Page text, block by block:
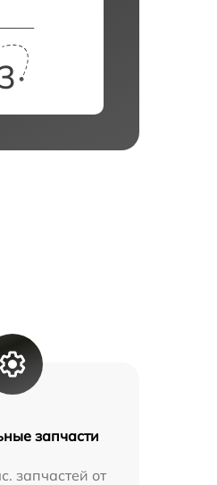
запчасти
запчастей от